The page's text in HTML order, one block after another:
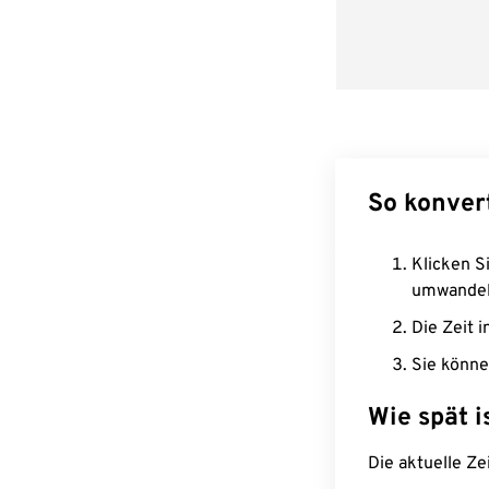
So
Klicken
Die Zeit
Sie
Wie spät
Die aktuelle